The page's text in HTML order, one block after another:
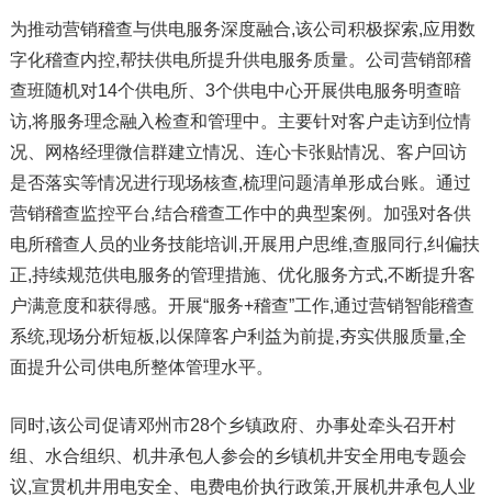
为推动营销稽查与供电服务深度融合,该公司积极探索,应用数
字化稽查内控,帮扶供电所提升供电服务质量。公司营销部稽
查班随机对14个供电所、3个供电中心开展供电服务明查暗
访,将服务理念融入检查和管理中。主要针对客户走访到位情
况、网格经理微信群建立情况、连心卡张贴情况、客户回访
是否落实等情况进行现场核查,梳理问题清单形成台账。通过
营销稽查监控平台,结合稽查工作中的典型案例。加强对各供
电所稽查人员的业务技能培训,开展用户思维,查服同行,纠偏扶
正,持续规范供电服务的管理措施、优化服务方式,不断提升客
户满意度和获得感。开展“服务+稽查”工作,通过营销智能稽查
系统,现场分析短板,以保障客户利益为前提,夯实供服质量,全
面提升公司供电所整体管理水平。
同时,该公司促请邓州市28个乡镇政府、办事处牵头召开村
组、水合组织、机井承包人参会的乡镇机井安全用电专题会
议,宣贯机井用电安全、电费电价执行政策,开展机井承包人业